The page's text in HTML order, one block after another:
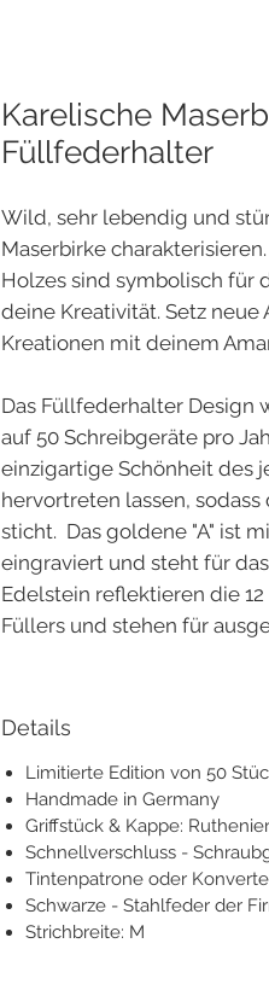
Karelische
Füllfederhalter
Wild, sehr lebendig und
Maserbirke
Holzes sind symbolisch für
deine Kreativität. Setz
Kreationen mit deinem
Das Füllfederhalter Design
auf 50 Schreibgeräte pro
einzigartige Schönheit des
hervortreten lassen,
sticht. Das goldene "A" ist
eingraviert und steht für
Edelstein reflektieren die
Füllers und stehen für
Details
Limitierte Edition von 50
Handmade in Germany
Griffstück & Kappe:
Schnellverschluss -
Tintenpatrone oder
Schwarze - Stahlfeder der
Strichbreite: M